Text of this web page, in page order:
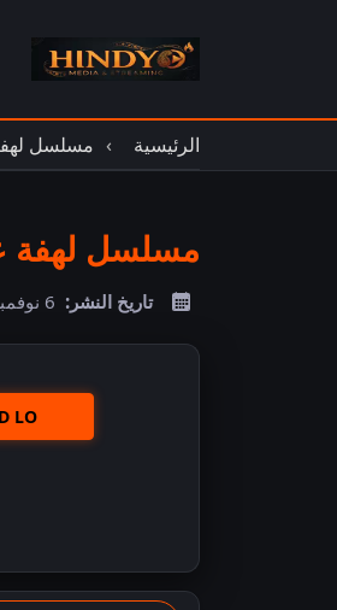
الرئيسية مسلسل
مسلسل لهفة
تاريخ النشر: 6 نوفمبر 2024
LO